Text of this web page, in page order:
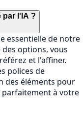
par l'IA ?
essentielle de notre
options, vous
et l'affiner.
polices de
des éléments pour
à votre